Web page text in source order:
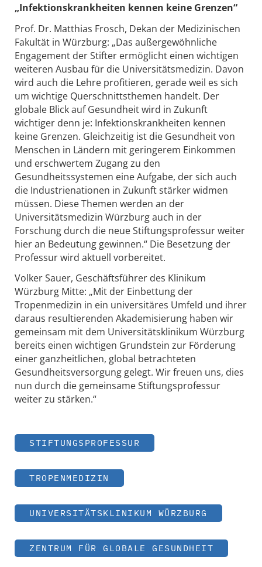
„Infektionskrankheiten kennen keine Grenzen“
Prof. Dr. Matthias Frosch, Dekan der Medizinischen
Fakultät in Würzburg: „Das außergewöhnliche
Engagement der Stifter ermöglicht einen wichtigen
weiteren Ausbau für die Universitätsmedizin. Davon
wird auch die Lehre profitieren, gerade weil es sich
um wichtige Querschnittsthemen handelt. Der
globale Blick auf Gesundheit wird in Zukunft
wichtiger denn je: Infektionskrankheiten kennen
keine Grenzen. Gleichzeitig ist die Gesundheit von
Menschen in Ländern mit geringerem Einkommen
und erschwertem Zugang zu den
Gesundheitssystemen eine Aufgabe, der sich auch
die Industrienationen in Zukunft stärker widmen
müssen. Diese Themen werden an der
Universitätsmedizin Würzburg auch in der
Forschung durch die neue Stiftungsprofessur weiter
hier an Bedeutung gewinnen.“ Die Besetzung der
Professur wird aktuell vorbereitet.
Volker Sauer, Geschäftsführer des Klinikum
Würzburg Mitte: „Mit der Einbettung der
Tropenmedizin in ein universitäres Umfeld und ihrer
daraus resultierenden Akademisierung haben wir
gemeinsam mit dem Universitätsklinikum Würzburg
bereits einen wichtigen Grundstein zur Förderung
einer ganzheitlichen, global betrachteten
Gesundheitsversorgung gelegt. Wir freuen uns, dies
nun durch die gemeinsame Stiftungsprofessur
weiter zu stärken.“
STIFTUNGSPROFESSUR
TROPENMEDIZIN
UNIVERSITÄTSKLINIKUM WÜRZBURG
ZENTRUM FÜR GLOBALE GESUNDHEIT